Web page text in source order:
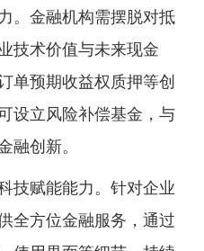
。金融机构需摆脱对抵
技术价值与未来现金
单预期收益权质押等创
设立风险补偿基金，与
融创新。
技赋能能力。针对企业
全方位金融服务，通过